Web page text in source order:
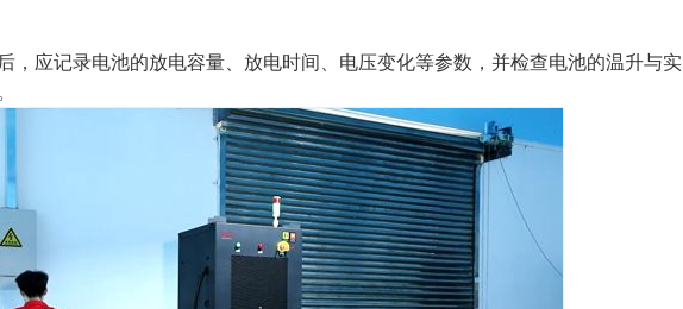
应记录电池的放电容量、放电时间、电压变化等参数，并检查电池的温升与实